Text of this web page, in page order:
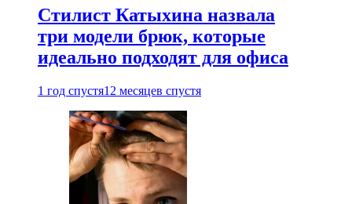
Стилист Катыхина назвала
три модели брюк, которые
идеально подходят для офиса
1 год спустя12 месяцев спустя